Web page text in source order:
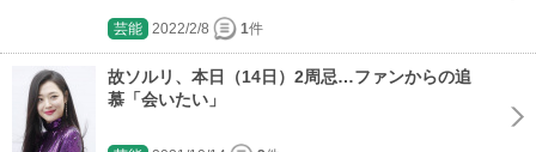
芸能 2022/2/8 1件
故ソルリ、本日（14日）2周忌…ファンからの追
慕「会いたい」